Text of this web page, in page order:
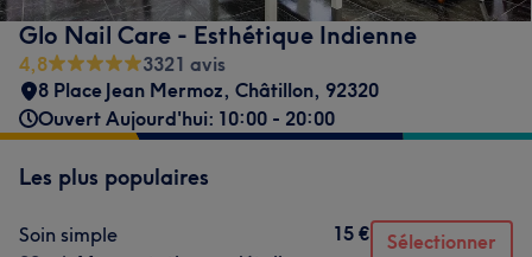
Glo Nail Care - Esthétique Indienne
4,8
3321 avis
8 Place Jean Mermoz, Châtillon, 92320
Ouvert Aujourd'hui: 10:00 - 20:00
Les plus populaires
Soin simple
15 €
Sélectionner